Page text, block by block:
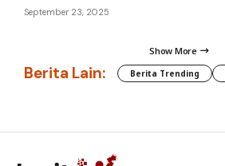
September 23, 2025
Show More
Berita Lain: Berita Trending